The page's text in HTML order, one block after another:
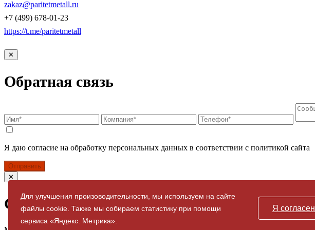
zakaz@paritetmetall.ru
+7 (499) 678-01-23
https://t.me/paritetmetall
Для улучшения произоводительности, мы используем на сайте
файлы cookie. Также мы собираем статистику при помощи
сервиса «Яндекс. Метрика».
Я согласен
✕
Обратная связь
Я даю согласие на обработку персональных данных в соответствии с политикой сайта
Отправить
✕
Спасибо за заявку